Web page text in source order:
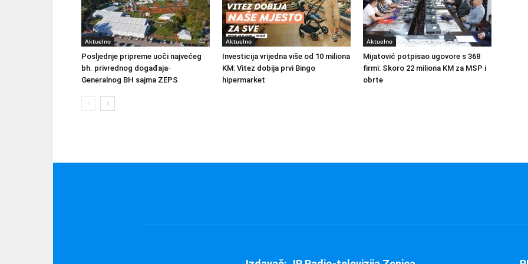
Aktuelno
Posljednje pripreme uoči najvećeg
bh. privrednog događaja-
Generalnog BH sajma ZEPS
Aktuelno
Investicija vrijedna više od 10 miliona
KM: Vitez dobija prvi Bingo
hipermarket
Aktuelno
Mijatović potpisao ugovore s 368
firmi: Skoro 22 miliona KM za MSP i
obrte